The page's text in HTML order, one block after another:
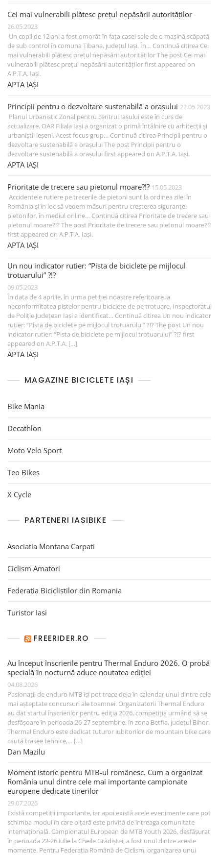
Cei mai vulnerabili plătesc prețul nepăsării autorităților
26.05.2023
Un copil de 12 ani a fost omorât în fața casei sale de o mașină scăpată
de sub control în comuna Țibana, județul Iași. În… Continuă citirea Cei
mai vulnerabili plătesc prețul nepăsării autorităților The post Cei mai
vulnerabili plătesc prețul nepăsării autorităților first appeared on
A.P.T.A. Iași.
APTA IAȘI
Principii pentru o dezvoltare sustenabilă a orașului 22.05.2023
Planul Urbanistic Zonal pentru centrul Iașului este în curs de
actualizare. OAR Filiala Iaşi a organizat o primă întâlnire cu arhitecții și
urbaniștii ieșeni. Acest focus grup… Continuă citirea Principii pentru o
dezvoltare sustenabilă a orașului The post Principii pentru o
dezvoltare sustenabilă a orașului first appeared on A.P.T.A. Iași.
APTA IAȘI
Prioritate de trecere sau pietonul moare?!? 15.05.2023
Accidentele rutiere pe trecerile de pietoni sunt la ordinea zilei în
România și în loc să vedem măsuri pentru creșterea siguranței
pietonilor, în mediul online… Continuă citirea Prioritate de trecere sau
pietonul moare?!? The post Prioritate de trecere sau pietonul moare?!?
first appeared on A.P.T.A. Iași.
APTA IAȘI
Un nou indicator rutier: “Pista de biciclete pe mijlocul
trotuarului” ?!?
09.05.2023
În data de 4 aprilie, în urma petiției noastre referitoare la
neconformitatea pistelor pentru biciclete de pe trotuare, Inspectoratul
de Poliție Județean Iași a identificat… Continuă citirea Un nou indicator
rutier: “Pista de biciclete pe mijlocul trotuarului” ?!? The post Un nou
indicator rutier: “Pista de biciclete pe mijlocul trotuarului” ?!? first
appeared on A.P.T.A. […]
APTA IAȘI
MAGAZINE BICICLETE IAȘI
Bike Mania
Decathlon
Moto Velo Sport
Teo Bikes
X Cycle
PARTENERI IASIBIKE
Asociatia Montana Carpati
Ciclism Amatori
Federatia Biciclistilor din Romania
Turistor Iasi
FREERIDER.RO
Au început înscrierile pentru Thermal Enduro 2026. O probă
specială în nocturnă aduce noutatea ediției
04.08.2026
Pasionații de enduro MTB își pot trece deja în calendar unul dintre cele
mai așteptate concursuri ale toamnei. Organizatorii Thermal Enduro
au dat startul înscrierilor pentru ediția 2026, competiția urmând să se
desfășoare în perioada 26-27 septembrie, în zona Betfia, județul Bihor.
Thermal Enduro este dedicat tuturor iubitorilor de mountain bike care
caută trasee tehnice,… […]
Dan Mazilu
Moment istoric pentru MTB-ul românesc. Cum a organizat
România unul dintre cele mai importante campionate
europene dedicate tinerilor
29.07.2026
Există competiții importante, iar apoi există acele evenimente care pot
schimba modul în care o țară este privită de întreaga comunitate
internațională. Campionatul European de MTB Youth 2026, desfășurat
în perioada 22-26 iulie la Cheile Grădiștei, a fost unul dintre aceste
momente. Pentru Federația Română de Ciclism, organizarea unui